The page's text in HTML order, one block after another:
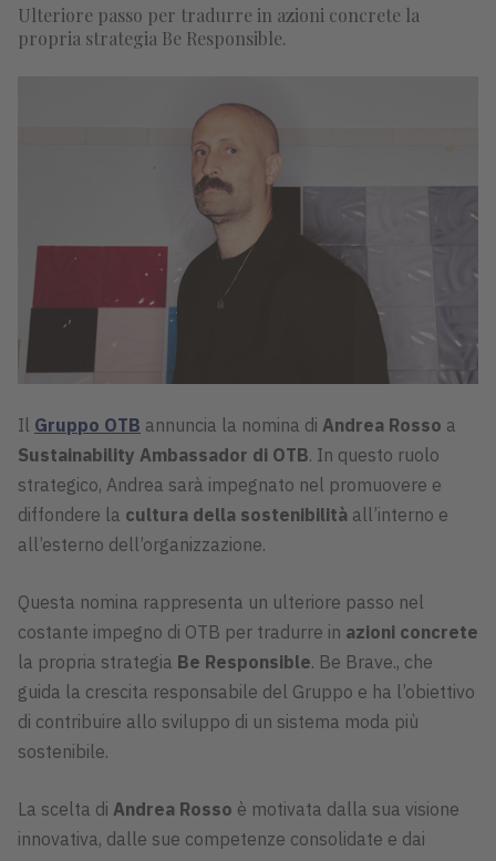
Ulteriore passo per tradurre in azioni concrete la
propria strategia Be Responsible.
Il Gruppo OTB annuncia la nomina di Andrea Rosso a
Sustainability Ambassador di OTB. In questo ruolo
strategico, Andrea sarà impegnato nel promuovere e
diffondere la cultura della sostenibilità all’interno e
all’esterno dell’organizzazione.
Questa nomina rappresenta un ulteriore passo nel
costante impegno di OTB per tradurre in azioni concrete
la propria strategia Be Responsible. Be Brave., che
guida la crescita responsabile del Gruppo e ha l’obiettivo
di contribuire allo sviluppo di un sistema moda più
sostenibile.
La scelta di Andrea Rosso è motivata dalla sua visione
innovativa, dalle sue competenze consolidate e dai